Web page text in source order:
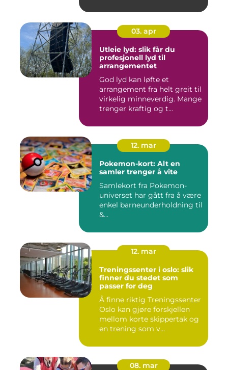
03. apr
Utleie lyd: slik får du
profesjonell lyd til
arrangementet
God lyd kan løfte et
arrangement fra helt greit til
virkelig minneverdig. Mange
trenger kraftig og t...
12. mar
Pokemon-kort: Alt en
samler trenger å vite
Samlekort fra Pokemon-
universet har gått fra å være
enkel barneunderholdning til
&...
12. mar
Treningssenter i oslo: slik
finner du stedet som
passer for deg
Å finne riktig Treningssenter
Oslo kan gjøre forskjellen
mellom korte skippertak og
en trening som v...
08. mar